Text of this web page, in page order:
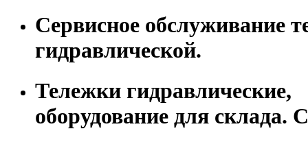
Сервисное обслуживание
гидравлической.
Тележки гидравлические,
оборудование для склада.